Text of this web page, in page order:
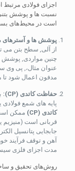
اجزای فولادی
نسبت ها و پوشش
است در محیط‌های
پوشش ها و آسترهای
از آلی, سطح بتن می
چنین مواردی, پوشش
عنوان مثال،, پی
مدفون اعمال شود تا
حفاظت کاتدی (CP):
پایه های شمع فولادی
کاتدی (CP)
ممکن
قربانی است (منیزیم
جابجایی پتانسیل
آهن و توقف فرآیند
مدت اجزای فلزی
روش‌های تحقیق و